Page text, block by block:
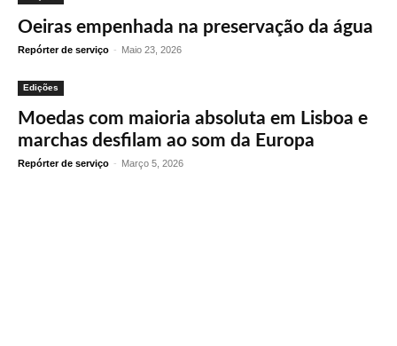
Oeiras empenhada na preservação da água
Repórter de serviço - Maio 23, 2026
Edições
Moedas com maioria absoluta em Lisboa e
marchas desfilam ao som da Europa
Repórter de serviço - Março 5, 2026